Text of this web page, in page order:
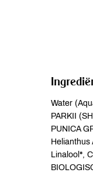
Water
PARKII
PUNICA
Linalool*,